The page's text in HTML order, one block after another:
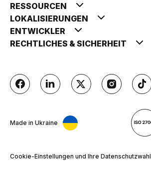
RESSOURCEN
LOKALISIERUNGEN
ENTWICKLER
RECHTLICHES & SICHERHEIT
Made in Ukraine
Cookie-Einstellungen und Ihre Datenschutzwahl